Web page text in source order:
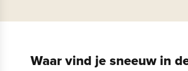
Waar vind je sneeuw in